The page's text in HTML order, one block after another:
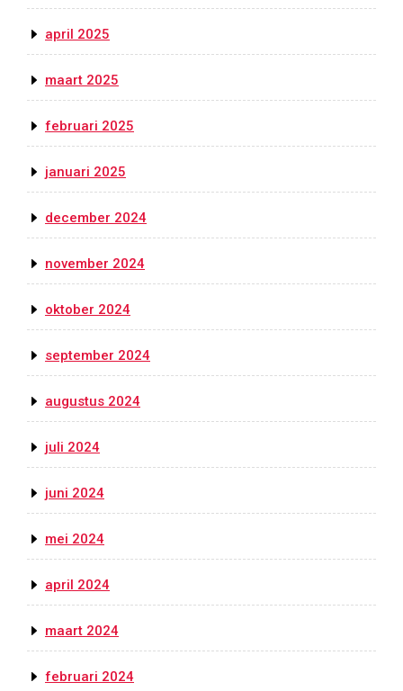
april 2025
maart 2025
februari 2025
januari 2025
december 2024
november 2024
oktober 2024
september 2024
augustus 2024
juli 2024
juni 2024
mei 2024
april 2024
maart 2024
februari 2024